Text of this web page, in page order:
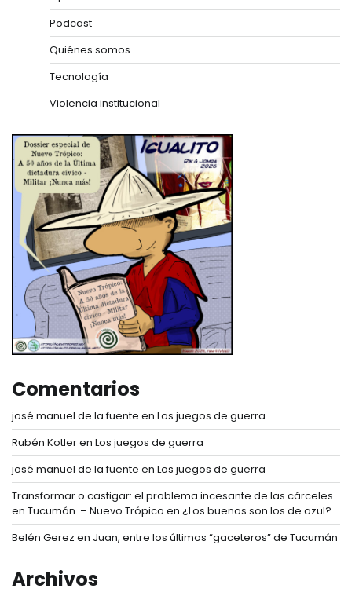
Podcast
Quiénes somos
Tecnología
Violencia institucional
Comentarios
josé manuel de la fuente en Los juegos de guerra
Rubén Kotleren Los juegos de guerra
josé manuel de la fuente en Los juegos de guerra
Transformar o castigar: el problema incesante de las cárceles
en Tucumán – Nuevo Trópico en ¿Los buenos son los de azul?
Belén Gerez en Juan, entre los últimos “gaceteros” de Tucumán
Archivos